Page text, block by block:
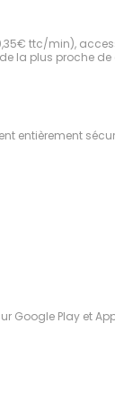
ttc/min),
la plus proche de
entièrement
Google Play et